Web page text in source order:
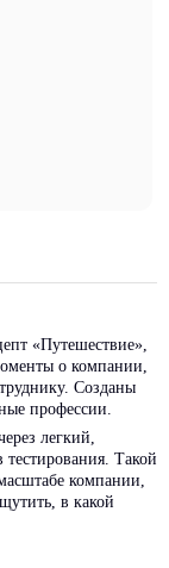
«Путешествие»,
о компании,
Созданы
профессии.
легкий,
Такой
компании,
в какой